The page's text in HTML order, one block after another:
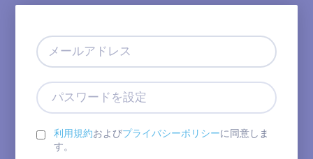
ア
レ
ス
ー
利用規約およびプライバシーポリシーに同意しま
す。